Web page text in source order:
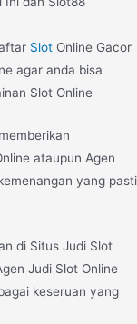
Slot Online Gacor
agar anda bisa
Slot Online
ataupun Agen
yang pasti
di Situs Judi Slot
Judi Slot Online
keseruan yang